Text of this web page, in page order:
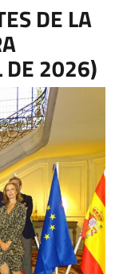
DE LA
DE 2026)